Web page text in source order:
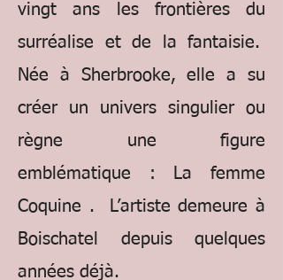
vingt ans les frontières du
surréalise et de la fantaisie.
Née à Sherbrooke, elle a su
créer un univers singulier ou
règne une figure
emblématique : La femme
Coquine . L’artiste demeure à
Boischatel depuis quelques
années déjà.